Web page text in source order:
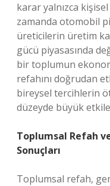
karar yalnızca
zamanda otomobil
üreticilerin üretim
gücü piyasasında
bir toplumun
refahını doğrudan
bireysel tercihlerin
düzeyde büyük
Toplumsal Refah
Sonuçları
Toplumsal refah,